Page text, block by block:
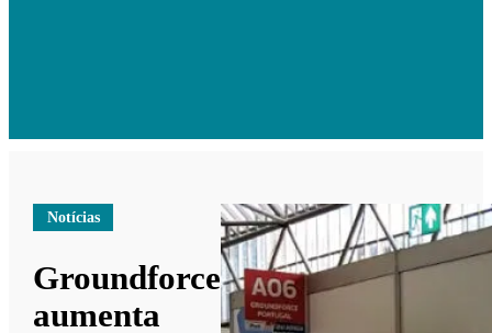
Notícias
Groundforce
aumenta